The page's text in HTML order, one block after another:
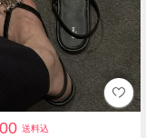
送料込